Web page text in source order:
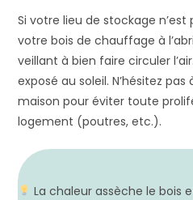
Si votre lieu de stockage
votre bois de chauffage à
veillant à bien faire circuler
exposé au soleil. N’hésitez pas
maison pour éviter toute
logement (poutres, etc.).
La chaleur assèche le bois